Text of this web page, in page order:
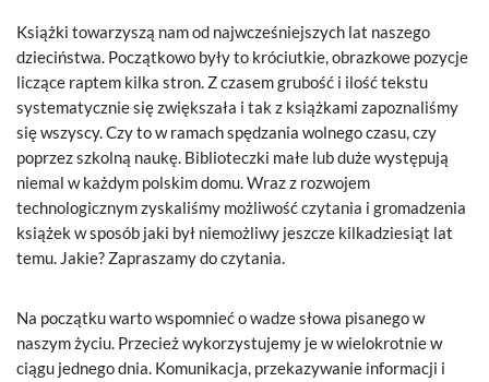
Książki towarzyszą nam od najwcześniejszych lat naszego
dzieciństwa. Początkowo były to króciutkie, obrazkowe pozycje
liczące raptem kilka stron. Z czasem grubość i ilość tekstu
systematycznie się zwiększała i tak z książkami zapoznaliśmy
się wszyscy. Czy to w ramach spędzania wolnego czasu, czy
poprzez szkolną naukę. Biblioteczki małe lub duże występują
niemal w każdym polskim domu. Wraz z rozwojem
technologicznym zyskaliśmy możliwość czytania i gromadzenia
książek w sposób jaki był niemożliwy jeszcze kilkadziesiąt lat
temu. Jakie? Zapraszamy do czytania.
Na początku warto wspomnieć o wadze słowa pisanego w
naszym życiu. Przecież wykorzystujemy je w wielokrotnie w
ciągu jednego dnia. Komunikacja, przekazywanie informacji i